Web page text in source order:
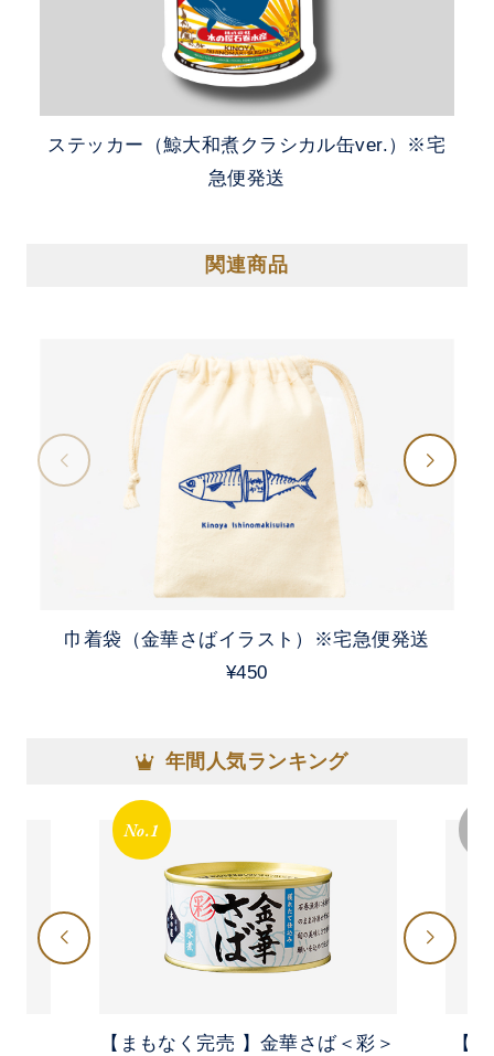
ステッカー（鯨大和煮クラシカル缶ver.）※宅
急便発送
関連商品
巾着袋（金華さばイラスト）※宅急便発送
¥450
年間人気ランキング
No.1
【まもなく完売 】金華さば＜彩＞
【